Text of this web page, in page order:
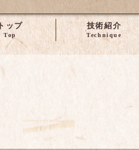
トップ 技術紹介